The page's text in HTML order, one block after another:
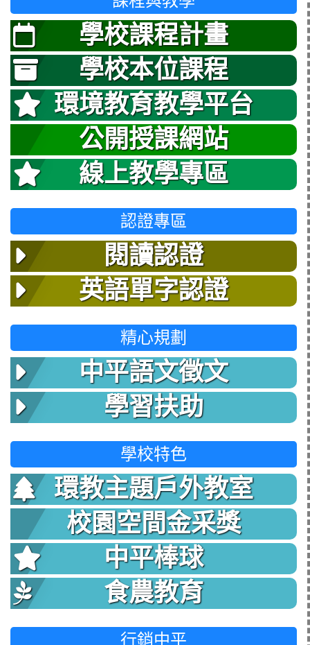
學校課程計畫
學校本位課程
環境教育教學平台
公開授課網站
線上教學專區
認證專區
閱讀認證
英語單字認證
精心規劃
中平語文徵文
學習扶助
學校特色
環教主題戶外教室
校園空間金采獎
中平棒球
食農教育
行銷中平